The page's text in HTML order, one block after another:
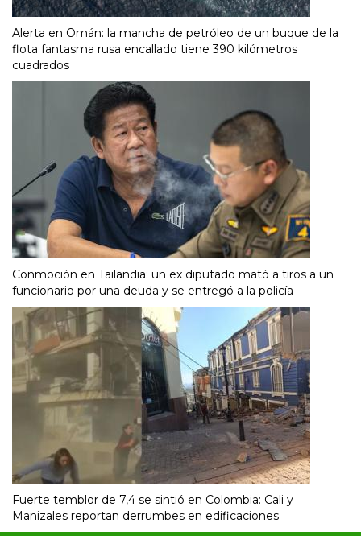
Alerta en Omán: la mancha de petróleo de un buque de la
flota fantasma rusa encallado tiene 390 kilómetros
cuadrados
Conmoción en Tailandia: un ex diputado mató a tiros a un
funcionario por una deuda y se entregó a la policía
Fuerte temblor de 7,4 se sintió en Colombia: Cali y
Manizales reportan derrumbes en edificaciones